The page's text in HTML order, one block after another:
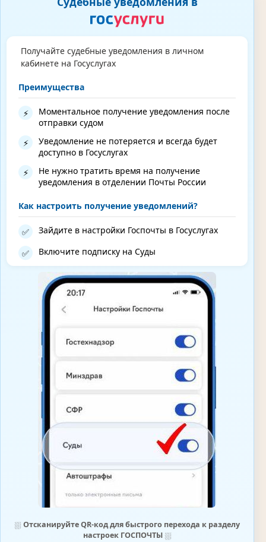
Получайте судебные уведомления в личном
кабинете на Госуслугах
Преимущества
⚡
Моментальное получение уведомления после
отправки судом
⚡
Уведомление не потеряется и всегда будет
доступно в Госуслугах
⚡
Не нужно тратить время на получение
уведомления в отделении Почты России
Как настроить получение уведомлений?
✅ Зайдите в настройки Госпочты в Госуслугах
✅ Включите подписку на Суды
⛆ Отсканируйте QR-код для быстрого перехода к разделу
настроек ГОСПОЧТЫ⛆